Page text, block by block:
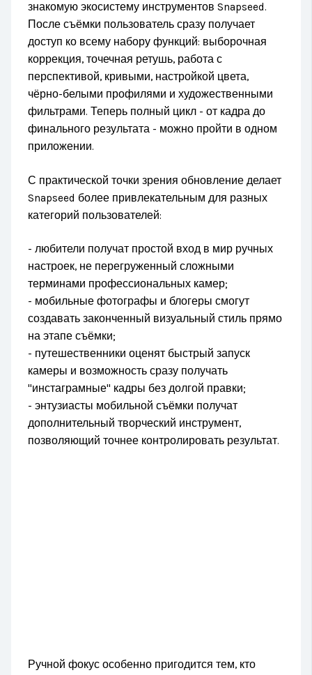
знакомую экосистему инструментов Snapseed.
После съёмки пользователь сразу получает
доступ ко всему набору функций: выборочная
коррекция, точечная ретушь, работа с
перспективой, кривыми, настройкой цвета,
чёрно-белыми профилями и художественными
фильтрами. Теперь полный цикл - от кадра до
финального результата - можно пройти в одном
приложении.
С практической точки зрения обновление делает
Snapseed более привлекательным для разных
категорий пользователей:
- любители получат простой вход в мир ручных
настроек, не перегруженный сложными
терминами профессиональных камер;
- мобильные фотографы и блогеры смогут
создавать законченный визуальный стиль прямо
на этапе съёмки;
- путешественники оценят быстрый запуск
камеры и возможность сразу получать
"инстаграмные" кадры без долгой правки;
- энтузиасты мобильной съёмки получат
дополнительный творческий инструмент,
позволяющий точнее контролировать результат.
Ручной фокус особенно пригодится тем, кто